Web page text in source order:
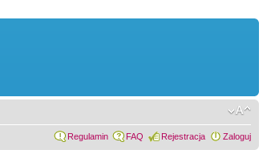
Regulamin FAQ Rejestracja Zaloguj